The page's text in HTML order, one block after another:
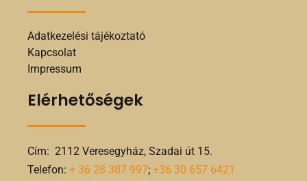
Adatkezelési tájékoztató
Kapcsolat
Impressum
Elérhetőségek
Cím: 2112 Veresegyház, Szadai út 15.
Telefon: + 36 28 387 997; +36 30 657 6421